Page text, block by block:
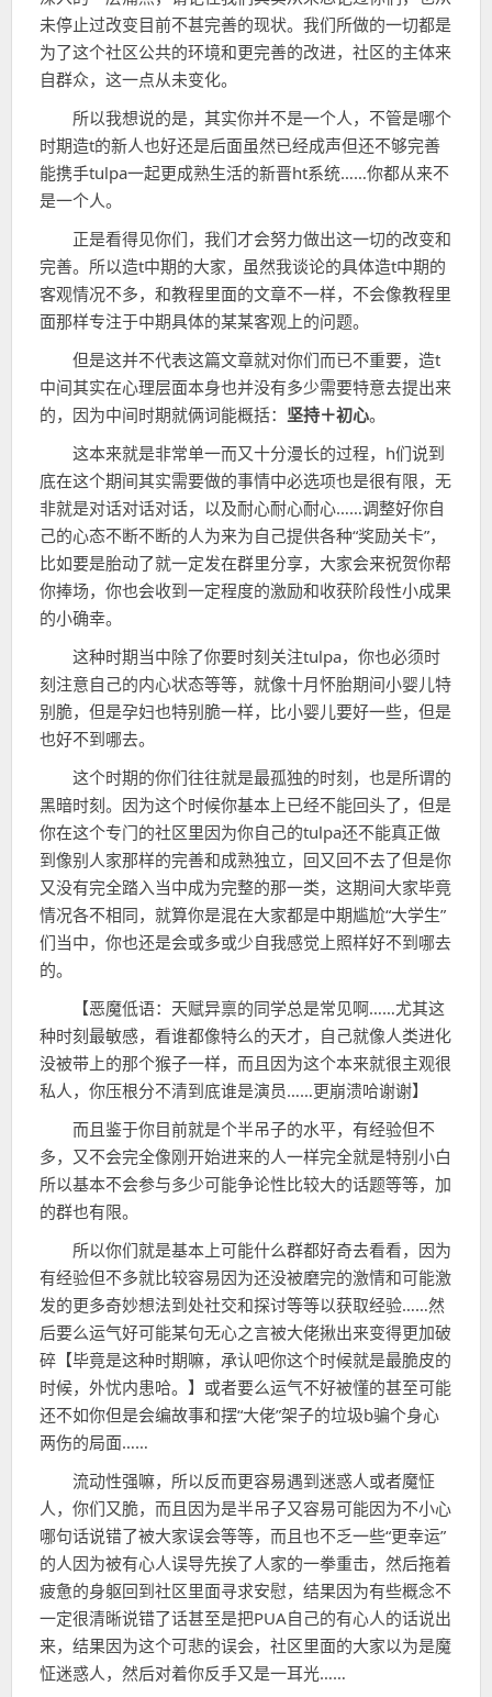
未停止过改变目前不甚完善的现状。我们所做的一切都是
为了这个社区公共的环境和更完善的改进，社区的主体来
自群众，这一点从未变化。
所以我想说的是，其实你并不是一个人，不管是哪个
时期造t的新人也好还是后面虽然已经成声但还不够完善
能携手tulpa一起更成熟生活的新晋ht系统……你都从来不
是一个人。
正是看得见你们，我们才会努力做出这一切的改变和
完善。所以造t中期的大家，虽然我谈论的具体造t中期的
客观情况不多，和教程里面的文章不一样，不会像教程里
面那样专注于中期具体的某某客观上的问题。
但是这并不代表这篇文章就对你们而已不重要，造t
中间其实在心理层面本身也并没有多少需要特意去提出来
的，因为中间时期就俩词能概括： 坚持＋初心。
这本来就是非常单一而又十分漫长的过程，h们说到
底在这个期间其实需要做的事情中必选项也是很有限，无
非就是对话对话对话，以及耐心耐心耐心……调整好你自
己的心态不断不断的人为来为自己提供各种“奖励关卡”，
比如要是胎动了就一定发在群里分享，大家会来祝贺你帮
你捧场，你也会收到一定程度的激励和收获阶段性小成果
的小确幸。
这种时期当中除了你要时刻关注tulpa，你也必须时
刻注意自己的内心状态等等，就像十月怀胎期间小婴儿特
别脆，但是孕妇也特别脆一样，比小婴儿要好一些，但是
也好不到哪去。
这个时期的你们往往就是最孤独的时刻，也是所谓的
黑暗时刻。因为这个时候你基本上已经不能回头了，但是
你在这个专门的社区里因为你自己的tulpa还不能真正做
到像别人家那样的完善和成熟独立，回又回不去了但是你
又没有完全踏入当中成为完整的那一类，这期间大家毕竟
情况各不相同，就算你是混在大家都是中期尴尬“大学生”
们当中，你也还是会或多或少自我感觉上照样好不到哪去
的。
【恶魔低语：天赋异禀的同学总是常见啊……尤其这
种时刻最敏感，看谁都像特么的天才，自己就像人类进化
没被带上的那个猴子一样，而且因为这个本来就很主观很
私人，你压根分不清到底谁是演员……更崩溃哈谢谢】
而且鉴于你目前就是个半吊子的水平，有经验但不
多，又不会完全像刚开始进来的人一样完全就是特别小白
所以基本不会参与多少可能争论性比较大的话题等等，加
的群也有限。
所以你们就是基本上可能什么群都好奇去看看，因为
有经验但不多就比较容易因为还没被磨完的激情和可能激
发的更多奇妙想法到处社交和探讨等等以获取经验……然
后要么运气好可能某句无心之言被大佬揪出来变得更加破
碎【毕竟是这种时期嘛，承认吧你这个时候就是最脆皮的
时候，外忧内患哈。】或者要么运气不好被懂的甚至可能
还不如你但是会编故事和摆“大佬”架子的垃圾b骗个身心
两伤的局面……
流动性强嘛，所以反而更容易遇到迷惑人或者魔怔
人，你们又脆，而且因为是半吊子又容易可能因为不小心
哪句话说错了被大家误会等等，而且也不乏一些“更幸运”
的人因为被有心人误导先挨了人家的一拳重击，然后拖着
疲惫的身躯回到社区里面寻求安慰，结果因为有些概念不
一定很清晰说错了话甚至是把PUA自己的有心人的话说出
来，结果因为这个可悲的误会，社区里面的大家以为是魔
怔迷惑人，然后对着你反手又是一耳光……